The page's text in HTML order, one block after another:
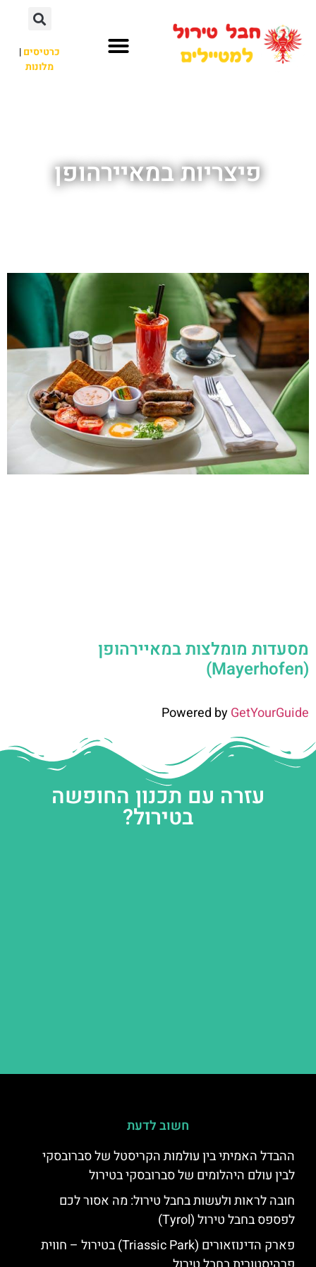
כרטיסים|
מלונות
פיצריות במאיירהופן
מסעדות מומלצות במאיירהופן
(Mayerhofen)
Powered byGetYourGuide
עזרה עם תכנון החופשה
בטירול?
חשוב לדעת
ההבדל האמיתי בין עולמות הקריסטל של סברובסקי
לבין עולם היהלומים של סברובסקי בטירול
חובה לראות ולעשות בחבל טירול: מה אסור לכם
לפספס בחבל טירול (Tyrol)
פארק הדינוזאורים (Triassic Park) בטירול – חווית